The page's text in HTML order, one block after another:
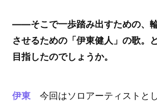
――そこで一歩踏み出すための、
させるための「伊東健人」の歌。
目指したのでしょうか。
伊東今回はソロアーティストと